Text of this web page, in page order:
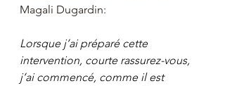
Magali Dugardin:
Lorsque j’ai préparé cette
intervention, courte rassurez-vous,
j’ai commencé, comme il est